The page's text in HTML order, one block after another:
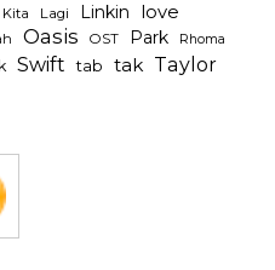
Kita Lagi Linkin love
Oasis OST Park Rhoma
Swift tab tak Taylor